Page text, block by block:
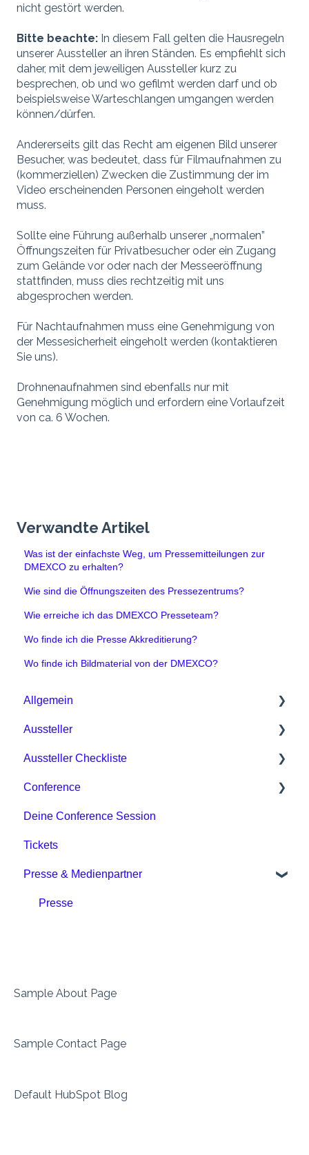
nicht gestört werden.
Bitte beachte: In diesem Fall gelten die Hausregeln
unserer Aussteller an ihren Ständen. Es empfiehlt sich
daher, mit dem jeweiligen Aussteller kurz zu
besprechen, ob und wo gefilmt werden darf und ob
beispielsweise Warteschlangen umgangen werden
können/dürfen.
Andererseits gilt das Recht am eigenen Bild unserer
Besucher, was bedeutet, dass für Filmaufnahmen zu
(kommerziellen) Zwecken die Zustimmung der im
Video erscheinenden Personen eingeholt werden
muss.
Sollte eine Führung außerhalb unserer „normalen”
Öffnungszeiten für Privatbesucher oder ein Zugang
zum Gelände vor oder nach der Messeeröffnung
stattfinden, muss dies rechtzeitig mit uns
abgesprochen werden.
Für Nachtaufnahmen muss eine Genehmigung von
der Messesicherheit eingeholt werden (kontaktieren
Sie uns).
Drohnenaufnahmen sind ebenfalls nur mit
Genehmigung möglich und erfordern eine Vorlaufzeit
von ca. 6 Wochen.
Verwandte Artikel
Was ist der einfachste Weg, um Pressemitteilungen zur
DMEXCO zu erhalten?
Wie sind die Öffnungszeiten des Pressezentrums?
Wie erreiche ich das DMEXCO Presseteam?
Wo finde ich die Presse Akkreditierung?
Wo finde ich Bildmaterial von der DMEXCO?
Allgemein
Allgemein / Organisatorisches
Digitale Event Plattform / DMEXCO App
Tickets & Preise
Sonstiges
Aussteller
Pakete & Preise
Organisatorisches / Messevorbereitung
Tipps für Aussteller
Digitale Event Plattform
Aussteller Checkliste
Phase 1
Phase 2
Phase 3
Phase 4
Downloads
Conference
Sessions & Formate
Für Speaker
Deine Conference Session
Tickets
Presse & Medienpartner
Presse
Sample About Page
Sample Contact Page
Default HubSpot Blog